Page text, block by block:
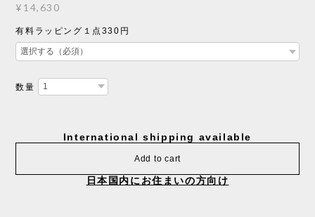
¥14,630
有料ラッピング１点330円
数量
International shipping available
Add to cart
日本国内にお住まいの方向け